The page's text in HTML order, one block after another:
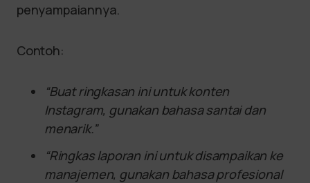
penyampaiannya.
Contoh:
“Buat ringkasan ini untuk konten
Instagram, gunakan bahasa santai dan
menarik.”
“Ringkas laporan ini untuk disampaikan ke
manajemen, gunakan bahasa profesional